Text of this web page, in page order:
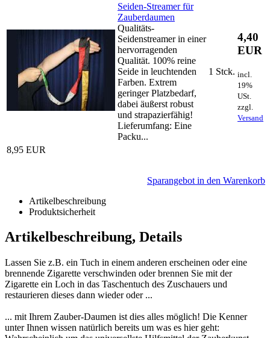
Seiden-Streamer für
Zauberdaumen
Qualitäts-
Seidenstreamer in einer
hervorragenden
Qualität. 100% reine
Seide in leuchtenden
Farben. Extrem
geringer Platzbedarf,
dabei äußerst robust
und strapazierfähig!
Lieferumfang: Eine
Packu...
1 Stck.
4,40
EUR
incl.
19%
USt.
zzgl.
Versand
8,95 EUR
Sparangebot in den Warenkorb
Artikelbeschreibung
Produktsicherheit
Artikelbeschreibung, Details
Lassen Sie z.B. ein Tuch in einem anderen erscheinen oder eine
brennende Zigarette verschwinden oder brennen Sie mit der
Zigarette ein Loch in das Taschentuch des Zuschauers und
restaurieren dieses dann wieder oder ...
... mit Ihrem Zauber-Daumen ist dies alles möglich! Die Kenner
unter Ihnen wissen natürlich bereits um was es hier geht: